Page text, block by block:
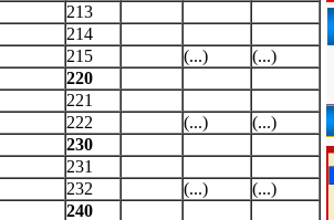
213
214
215 (...)
(...)
220
221
222 (...)
(...)
230
231
232 (...)
(...)
240